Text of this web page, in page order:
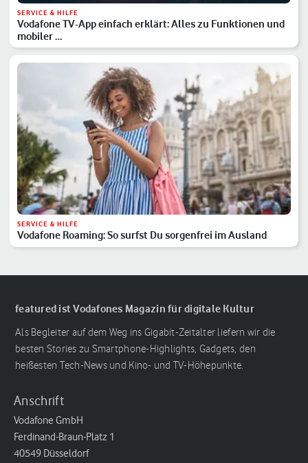
SERVICE & HILFE
Vodafone TV-App einfach erklärt: Alles zu Funktionen und
mobiler …
SERVICE & HILFE
Vodafone Roaming: So surfst Du sorgenfrei im Ausland
featured ist Vodafones Magazin für digitale Kultur
Als Begleiter auf dem Weg ins Gigabit-Zeitalter liefern wir die
besten Stories zu Smartphone-Highlights, Gadgets, den
heißesten Tech-News und Kino- und TV-Höhepunkte.
Anschrift
Vodafone GmbH
Ferdinand-Braun-Platz 1
40549 Düsseldorf